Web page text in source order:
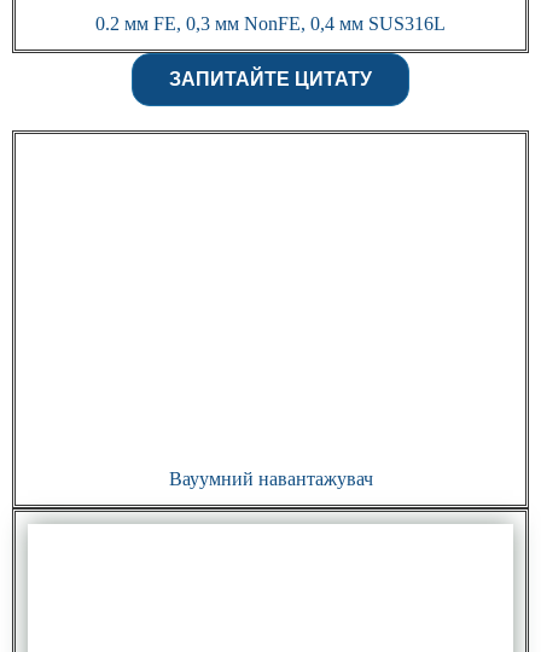
0.2 мм FE, 0,3 мм NonFE, 0,4 мм SUS316L
ЗАПИТАЙТЕ ЦИТАТУ
Вауумний навантажувач